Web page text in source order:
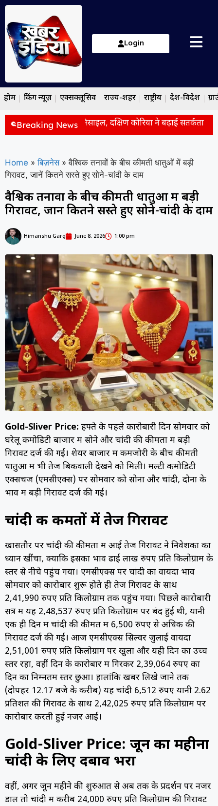
Login
होम ब्रेकिंग न्यूज़ एक्सक्लूसिव राज्य-शहर राष्ट्रीय देश-विदेश
Breaking News
शॉर्ट रेंज बैलिस्टिक मिसाइल, दक्षिण कोरिया ने बढ़ाई सतर्कता
Home » बिज़नेस » वैश्विक तनावों के बीच कीमती धातुओं में बड़ी
गिरावट, जानें कितने सस्ते हुए सोने-चांदी के दाम
वैश्विक तनावों के बीच कीमती धातुओं में बड़ी
गिरावट, जानें कितने सस्ते हुए सोने-चांदी के दाम
Himanshu Garg June 8, 2026 1:00 pm
Gold-Sliver Price: हफ्ते के पहले कारोबारी दिन सोमवार को
घरेलू कमोडिटी बाजार में सोने और चांदी की कीमतों में बड़ी
गिरावट दर्ज की गई। शेयर बाजार में कमजोरी के बीच कीमती
धातुओं में भी तेज बिकवाली देखने को मिली। मल्टी कमोडिटी
एक्सचेंज (एमसीएक्स) पर सोमवार को सोना और चांदी, दोनों के
भाव में बड़ी गिरावट दर्ज की गई।
चांदी की कीमतों में तेज गिरावट
खासतौर पर चांदी की कीमतों में आई तेज गिरावट ने निवेशकों का
ध्यान खींचा, क्योंकि इसका भाव ढाई लाख रुपए प्रति किलोग्राम के
स्तर से नीचे पहुंच गया। एमसीएक्स पर चांदी का वायदा भाव
सोमवार को कारोबार शुरू होते ही तेज गिरावट के साथ
2,41,990 रुपए प्रति किलोग्राम तक पहुंच गया। पिछले कारोबारी
सत्र में यह 2,48,537 रुपए प्रति किलोग्राम पर बंद हुई थी, यानी
एक ही दिन में चांदी की कीमत में 6,500 रुपए से अधिक की
गिरावट दर्ज की गई। आज एमसीएक्स सिल्वर जुलाई वायदा
2,51,001 रुपए प्रति किलोग्राम पर खुला और यही दिन का उच्च
स्तर रहा, वहीं दिन के कारोबार में गिरकर 2,39,064 रुपए का
दिन का निम्नतम स्तर छुआ। हालांकि खबर लिखे जाने तक
(दोपहर 12.17 बजे के करीब) यह चांदी 6,512 रुपए यानी 2.62
प्रतिशत की गिरावट के साथ 2,42,025 रुपए प्रति किलोग्राम पर
कारोबार करती हुई नजर आई।
Gold-Sliver Price: जून का महीना
चांदी के लिए दबाव भरा
वहीं, अगर जून महीने की शुरुआत से अब तक के प्रदर्शन पर नजर
डालें तो चांदी में करीब 24,000 रुपए प्रति किलोग्राम की गिरावट